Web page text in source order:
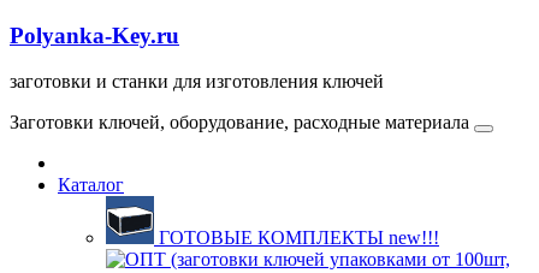
Polyanka-Key.ru
заготовки и станки для изготовления ключей
Заготовки ключей, оборудование, расходные материала
Каталог
ГОТОВЫЕ КОМПЛЕКТЫ new!!!